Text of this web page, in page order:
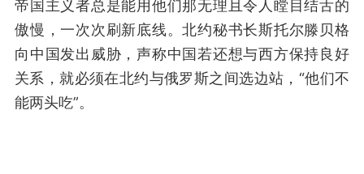
帝国主义者总是能用他们那无理且令人瞠目结舌的
傲慢，一次次刷新底线。北约秘书长斯托尔滕贝格
向中国发出威胁，声称中国若还想与西方保持良好
关系，就必须在北约与俄罗斯之间选边站，“他们不
能两头吃”。